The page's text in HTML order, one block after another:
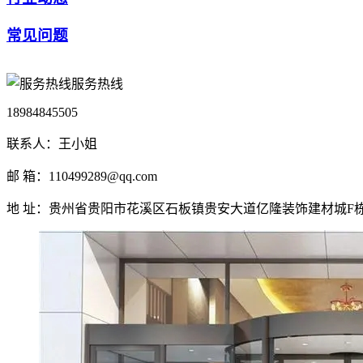
常见问题
服务热线
18984845505
联系人：王小姐
邮 箱：110499289@qq.com
地 址：贵州省贵阳市花溪区石板镇贵安大道亿隆装饰建材城F